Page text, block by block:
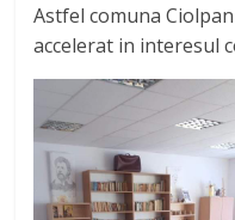
Astfel comuna
accelerat in interesul